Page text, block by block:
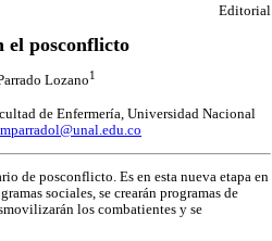
Editorial
el posconflicto
Lozano1
de Enfermería, Universidad Nacional
de posconflicto. Es en esta nueva etapa en
sociales, se crearán programas de
los combatientes y se